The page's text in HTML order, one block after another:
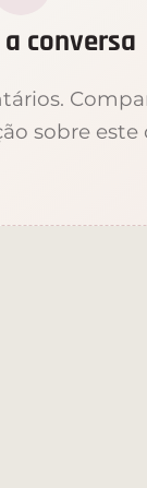
a conversa
sobre este